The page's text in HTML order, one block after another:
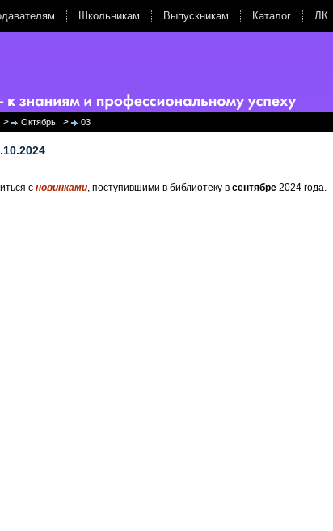
Школьникам Выпускникам Каталог ЛК
> Октябрь > 03
с новинками, поступившими в библиотеку в сентябре 2024 года.